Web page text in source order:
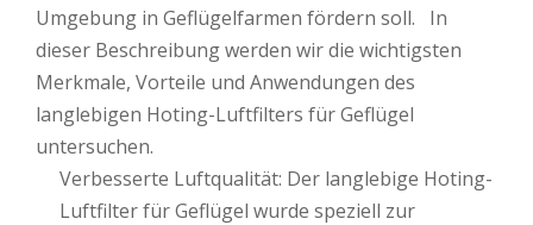
Umgebung in Geflügelfarmen fördern soll. In
dieser Beschreibung werden wir die wichtigsten
Merkmale, Vorteile und Anwendungen des
langlebigen Hoting-Luftfilters für Geflügel
untersuchen.
Verbesserte Luftqualität: Der langlebige Hoting-
Luftfilter für Geflügel wurde speziell zur